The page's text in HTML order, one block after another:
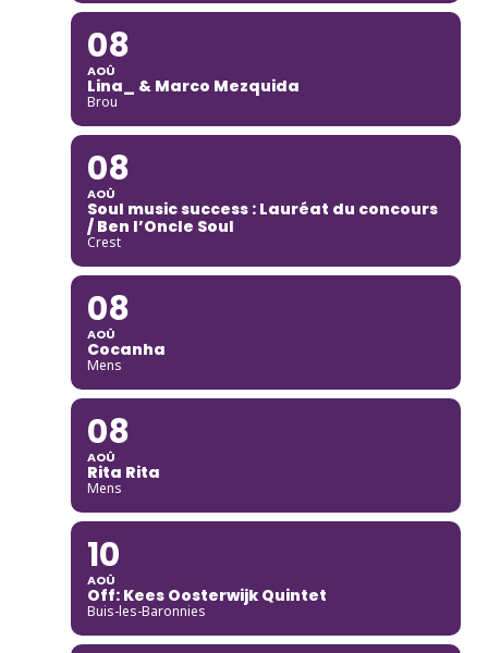
08
AOÛ
Lina_ & Marco Mezquida
Brou
08
AOÛ
Soul music success : Lauréat du concours
/ Ben l’Oncle Soul
Crest
08
AOÛ
Cocanha
Mens
08
AOÛ
Rita Rita
Mens
10
AOÛ
Off: Kees Oosterwijk Quintet
Buis-les-Baronnies